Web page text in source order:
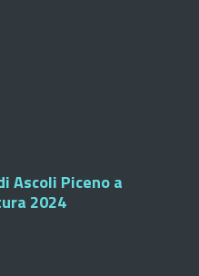
Ascoli Piceno a
2024